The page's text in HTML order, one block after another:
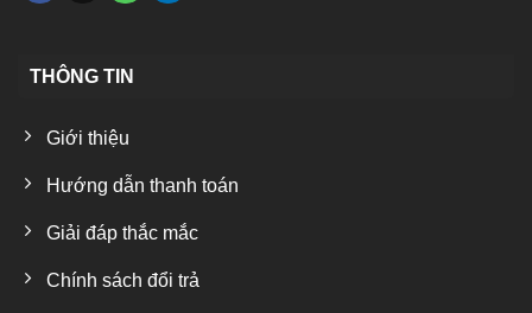
THÔNG TIN
Giới thiệu
Hướng dẫn thanh toán
Giải đáp thắc mắc
Chính sách đổi trả